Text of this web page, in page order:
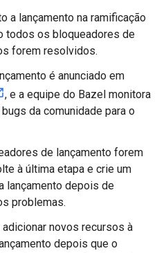
a lançamento na ramificação
todos os bloqueadores de
forem resolvidos.
é anunciado em
, e a equipe do Bazel monitora
da comunidade para o
de lançamento forem
à última etapa e crie um
lançamento depois de
problemas.
novos recursos à
depois que o